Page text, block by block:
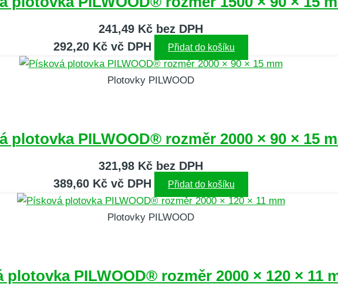
241,49 Kč bez DPH
292,20 Kč vč DPH Přidat do košíku
Plotovky PILWOOD
plotovka PILWOOD® rozměr 2000 × 90 × 15
321,98 Kč bez DPH
389,60 Kč vč DPH Přidat do košíku
Plotovky PILWOOD
plotovka PILWOOD® rozměr 2000 × 120 × 11